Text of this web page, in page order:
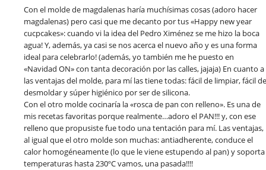
Con el molde de magdalenas haría muchísimas cosas (adoro hacer
magdalenas) pero casi que me decanto por tus «Happy new year
cucpcakes»: cuando vi la idea del Pedro Ximénez se me hizo la boca
agua! Y, además, ya casi se nos acerca el nuevo año y es una forma
ideal para celebrarlo! (además, yo también me he puesto en
«Navidad ON» con tanta decoración por las calles, jajaja) En cuanto a
las ventajas del molde, para mí las tiene todas: fácil de limpiar, fácil de
desmoldar y súper higiénico por ser de silicona.
Con el otro molde cocinaría la «rosca de pan con relleno». Es una de
mis recetas favoritas porque realmente…adoro el PAN!!! y, con ese
relleno que propusiste fue todo una tentación para mí. Las ventajas,
al igual que el otro molde son muchas: antiadherente, conduce el
calor homogéneamente (lo que le viene estupendo al pan) y soporta
temperaturas hasta 230ºC vamos, una pasada!!!!